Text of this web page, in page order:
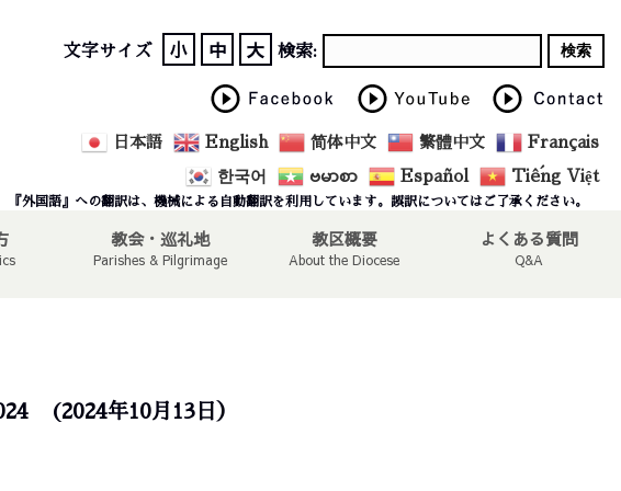
文字サイズ 小 中 大 検索:
日本語 English 简体中文 繁體中文 Français
한국어 ဗမာစာ Español Tiếng Việt
『外国語』への翻訳は、機械による自動翻訳を利用しています。誤訳についてはご了承ください。
教会・巡礼地
Parishes & Pilgrimage
教区概要
About the Diocese
よくある質問
Q&A
(2024年10月13日）